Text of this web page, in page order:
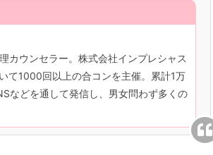
カウンセラー。株式会社インプレシャス
て1000回以上の合コンを主催。累計1万
などを通して発信し、男女問わず多くの